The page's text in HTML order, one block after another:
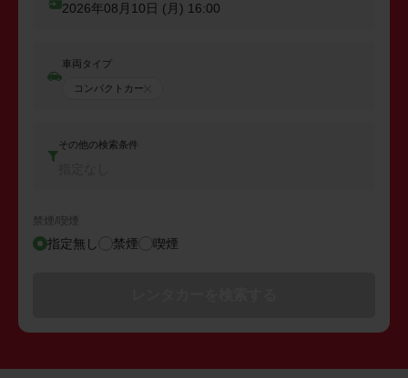
2026年08月10日 (月) 16:00
車両タイプ
コンパクトカー
その他の検索条件
禁煙/喫煙
指定無し 禁煙 喫煙